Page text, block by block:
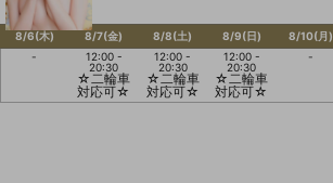
8/6(木)
-
8/7(金)
12:00 -
20:30
☆二輪車
対応可☆
8/8(土)
12:00 -
20:30
☆二輪車
対応可☆
8/9(日)
12:00 -
20:30
☆二輪車
対応可☆
8/10(月)
-